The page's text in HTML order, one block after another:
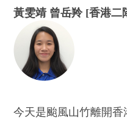
黃雯靖 曾岳羚 [香港二
今天是颱風山竹離開